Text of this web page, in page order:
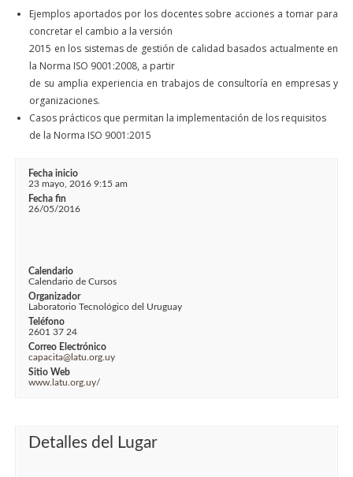
Ejemplos aportados por los docentes sobre acciones a tomar para
concretar el cambio a la versión
2015 en los sistemas de gestión de calidad basados actualmente en
la Norma ISO 9001:2008, a partir
de su amplia experiencia en trabajos de consultoría en empresas y
organizaciones.
Casos prácticos que permitan la implementación de los requisitos
de la Norma ISO 9001:2015
Fecha inicio
23 mayo, 2016 9:15 am
Fecha fin
26/05/2016
Calendario
Calendario de Cursos
Organizador
Laboratorio Tecnológico del Uruguay
Teléfono
2601 37 24
Correo Electrónico
capacita@latu.org.uy
Sitio Web
www.latu.org.uy/
Detalles del Lugar